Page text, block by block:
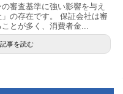
審査基準に強い影響を与え
の存在です。 保証会社は審
とが多く、消費者金...
記事を読む